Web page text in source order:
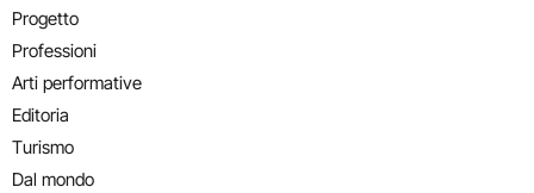
Progetto
Professioni
Arti performative
Editoria
Turismo
Dal mondo